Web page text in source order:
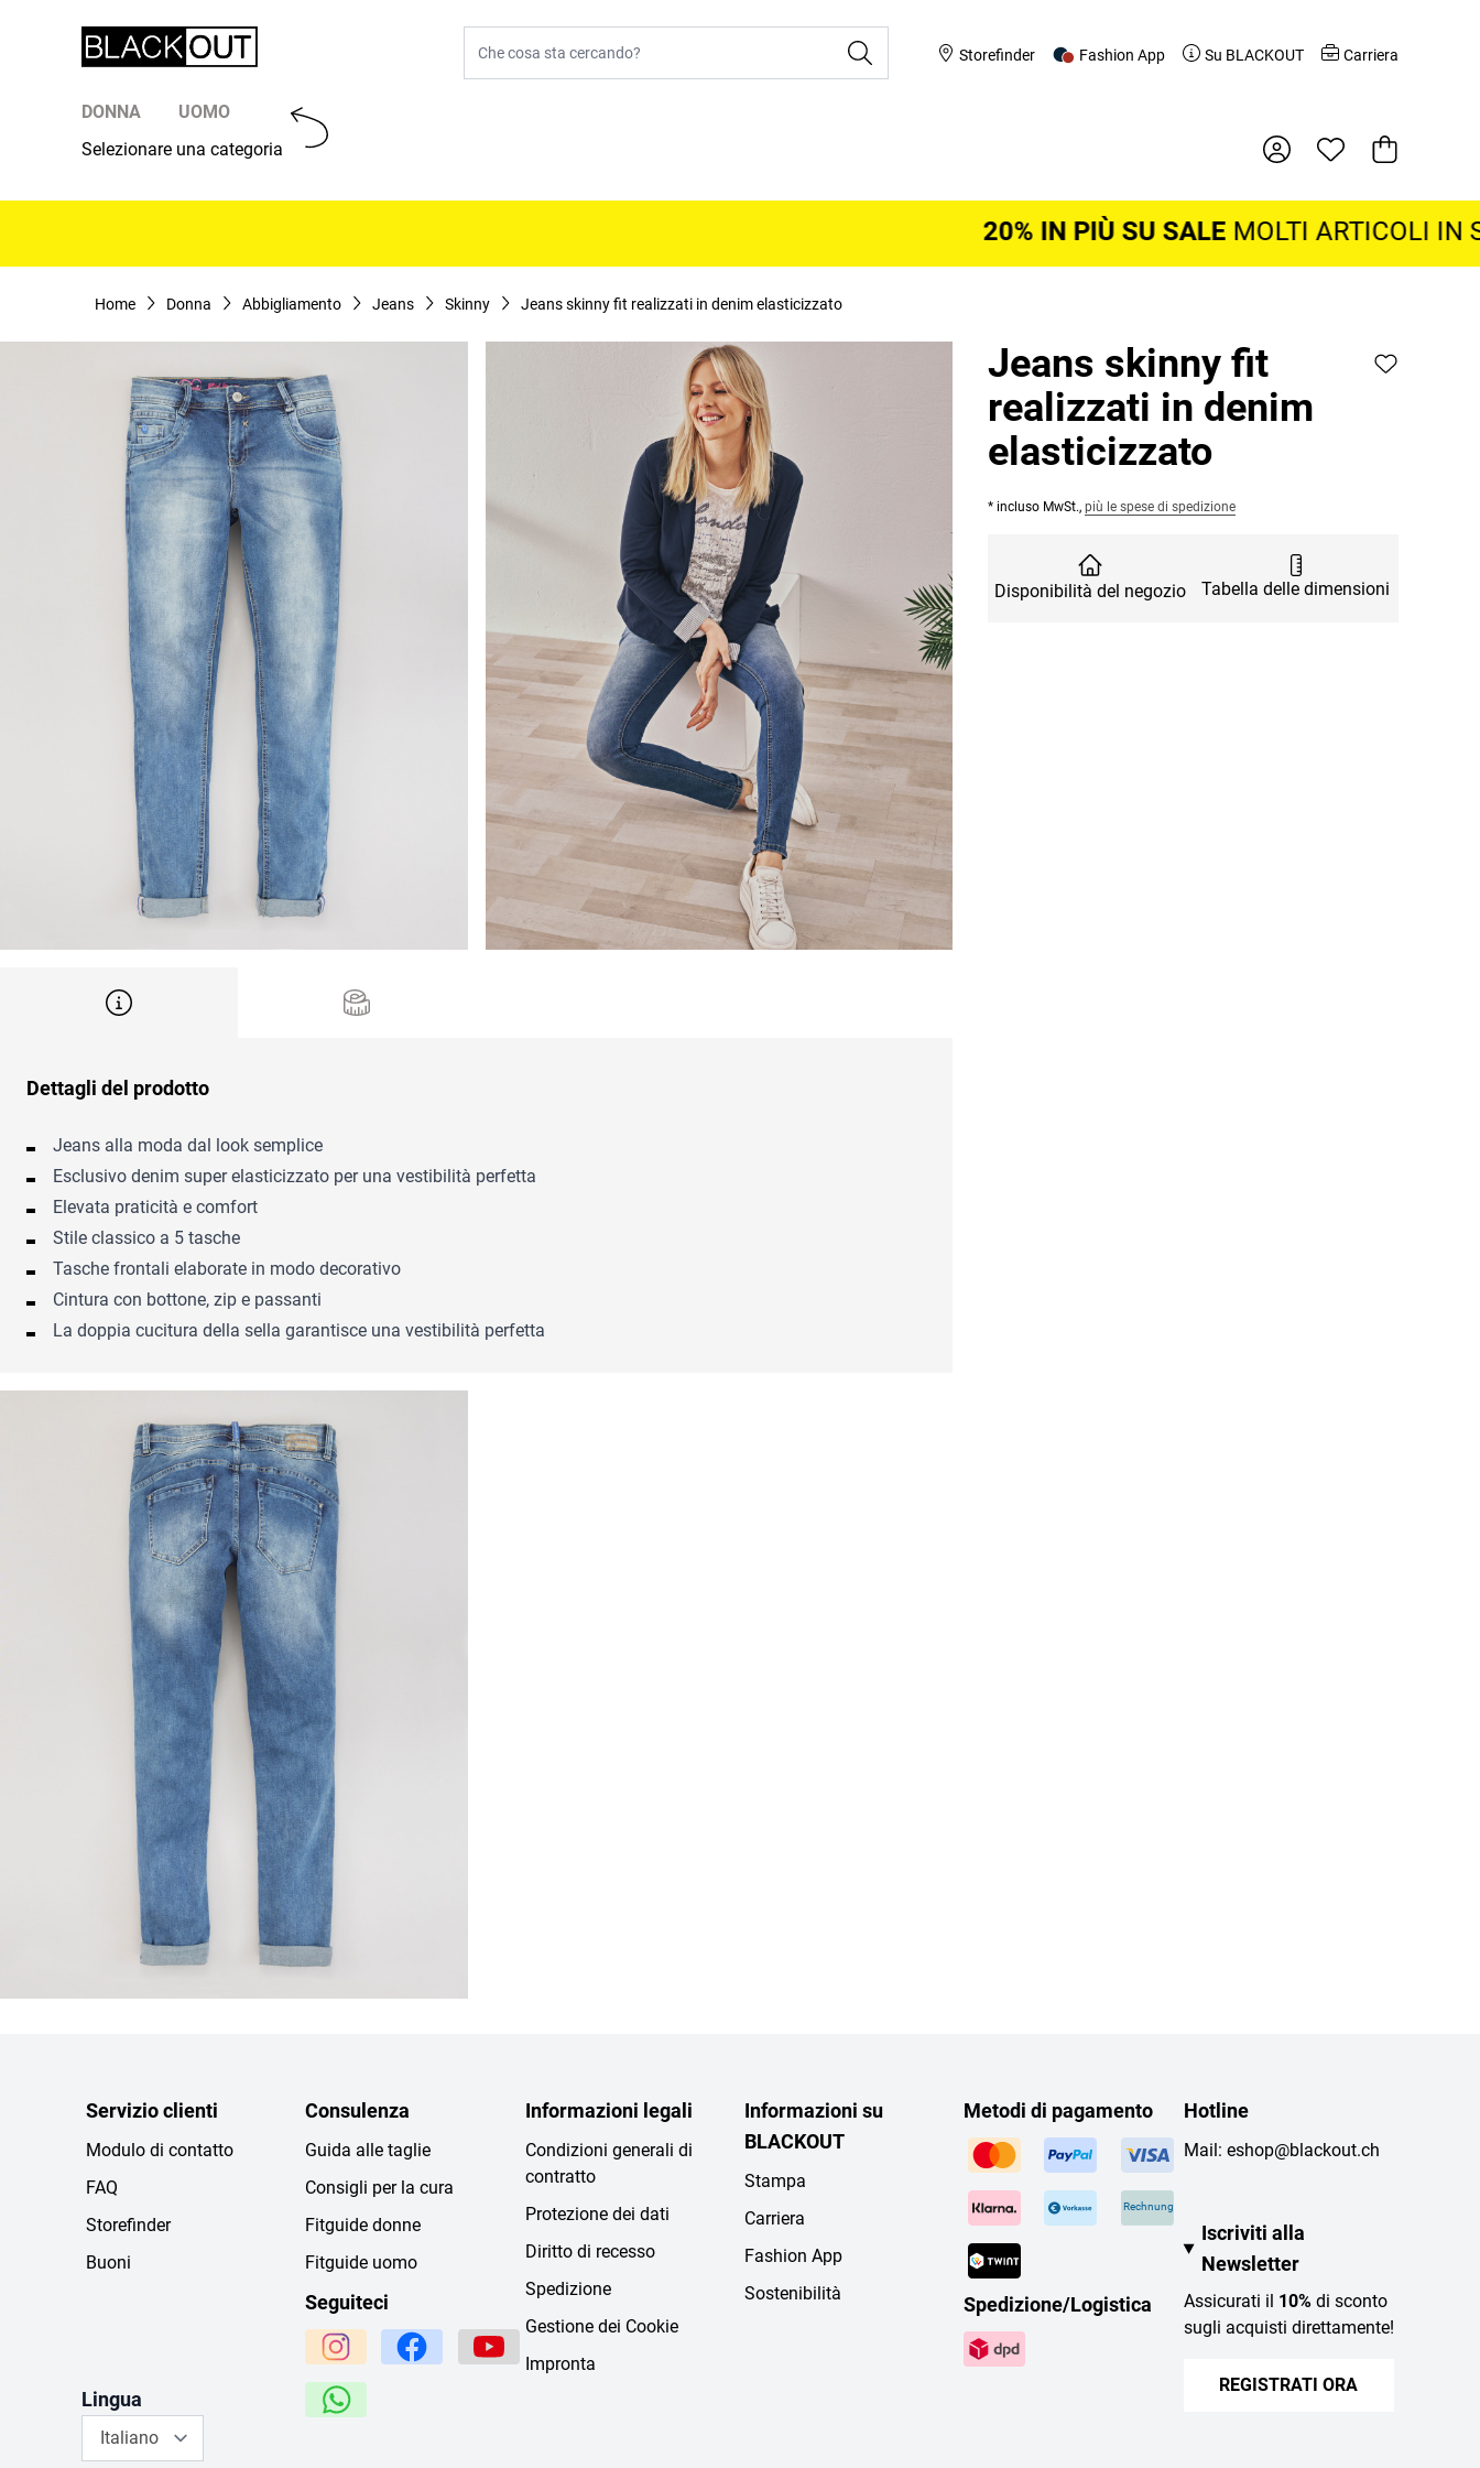
Storefinder Fashion App Su BLACKOUT Carriera
DONNA
UOMO
Selezionare una categoria
Cestino della
20% IN PIÙ SU SALE MOLTI ARTICOLI IN
Home Donna Abbigliamento Jeans Skinny Jeans skinny fit realizzati in denim elasticizzato
Dettagli del prodotto
Jeans alla moda dal look semplice
Esclusivo denim super elasticizzato per una vestibilità perfetta
Elevata praticità e comfort
Stile classico a 5 tasche
Tasche frontali elaborate in modo decorativo
Cintura con bottone, zip e passanti
La doppia cucitura della sella garantisce una vestibilità perfetta
Jeans skinny fit
realizzati in denim
elasticizzato
* incluso MwSt., più le spese di spedizione
Disponibilità del negozio Tabella delle dimensioni
Servizio clienti
Modulo di contatto
FAQ
Storefinder
Buoni
Consulenza
Guida alle taglie
Consigli per la cura
Fitguide donne
Fitguide uomo
Seguiteci
Informazioni legali
Condizioni generali di
contratto
Protezione dei dati
Diritto di recesso
Spedizione
Gestione dei Cookie
Impronta
Informazioni su
BLACKOUT
Stampa
Carriera
Fashion App
Sostenibilità
Metodi di pagamento
Rechnung
Spedizione/Logistica
Hotline
Mail: eshop@blackout.ch
Iscriviti alla
Newsletter
Assicurati il 10%di sconto
sugli acquisti direttamente!
REGISTRATI ORA
Lingua
Italiano